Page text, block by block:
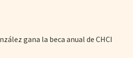
gana la beca anual de CHCI